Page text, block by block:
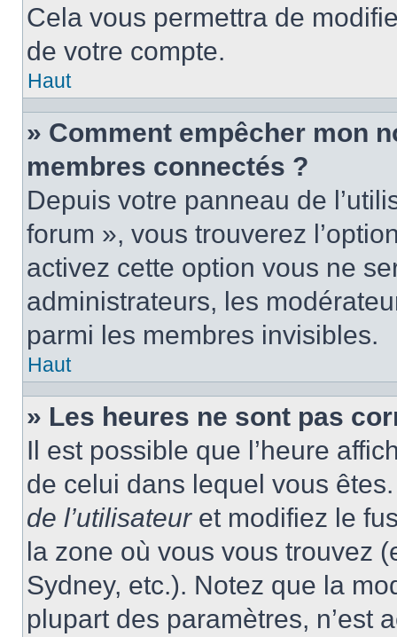
Cela vous permettra de
de votre compte.
Haut
» Comment empêcher mon
membres connectés ?
Depuis votre panneau de
forum », vous trouverez
activez cette option vous ne
administrateurs, les
parmi les membres invisibles.
Haut
» Les heures ne sont pas
Il est possible que l’heure
de celui dans lequel vous
de l’utilisateuret modifiez le
la zone où vous vous trouvez
Sydney, etc.). Notez que la
plupart des paramètres, n’est